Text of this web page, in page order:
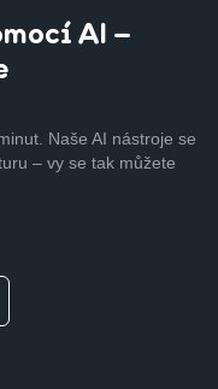
AI –
Naše AI nástroje se
– vy se tak můžete